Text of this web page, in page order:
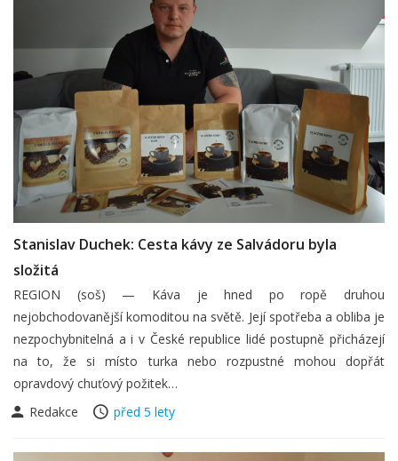
Stanislav Duchek: Cesta kávy ze Salvádoru byla
složitá
REGION (soš) — Káva je hned po ropě druhou
nejobchodovanější komoditou na světě. Její spotřeba a obliba je
nezpochybnitelná a i v České republice lidé postupně přicházejí
na to, že si místo turka nebo rozpustné mohou dopřát
opravdový chuťový požitek…
Redakce
před 5 lety